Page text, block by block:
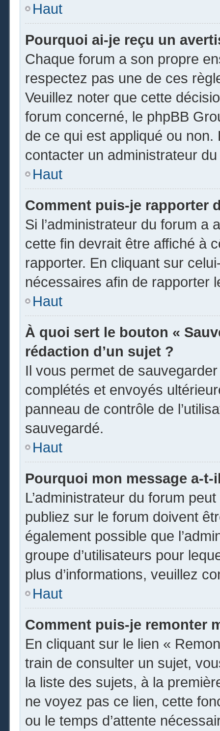
Haut
Pourquoi ai-je reçu un
Chaque forum a son propre
respectez pas une de ces
Veuillez noter que cette
forum concerné, le phpBB
de ce qui est appliqué ou non.
contacter un administrateur
Haut
Comment puis-je rapporter
Si l’administrateur du forum a
cette fin devrait être affiché à
rapporter. En cliquant sur
nécessaires afin de rapporter
Haut
À quoi sert le bouton «
rédaction d’un sujet ?
Il vous permet de
complétés et envoyés
panneau de contrôle de
sauvegardé.
Haut
Pourquoi mon message a-
L’administrateur du forum
publiez sur le forum doivent
également possible que
groupe d’utilisateurs pour
plus d’informations, veuillez
Haut
Comment puis-je remonter
En cliquant sur le lien «
train de consulter un sujet,
la liste des sujets, à la
ne voyez pas ce lien, cette
ou le temps d’attente